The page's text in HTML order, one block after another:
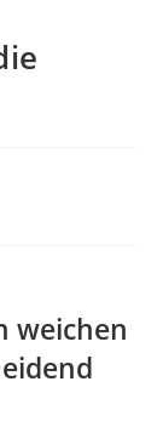
weichen